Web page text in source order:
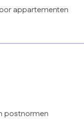
postnormen
appartementen